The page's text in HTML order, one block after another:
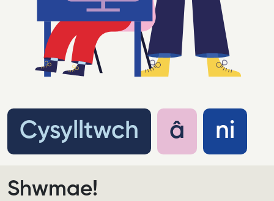
Cysylltwch â ni
Cysylltwch â ni
Shwmae!